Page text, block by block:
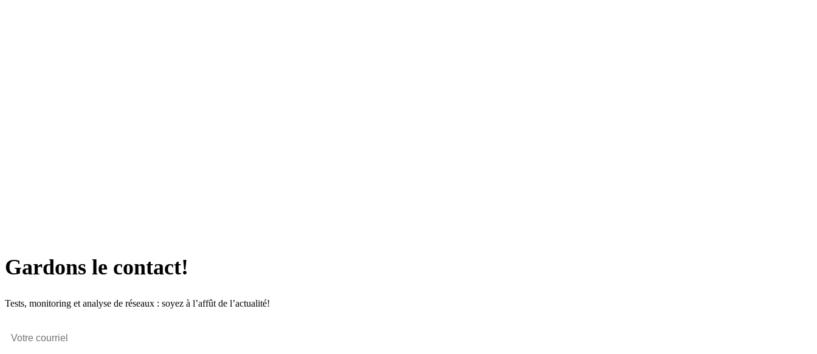
Gardons le contact!
Tests, monitoring et analyse de réseaux : soyez à l’affût de l’actualité!